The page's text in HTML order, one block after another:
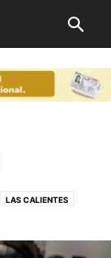
LAS CALIENTES